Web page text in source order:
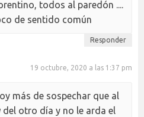
todos al paredón ....
de sentido común
Responder
19 octubre, 2020 a las 1:37 pm
más de sospechar que al
del otro día y no le arda el